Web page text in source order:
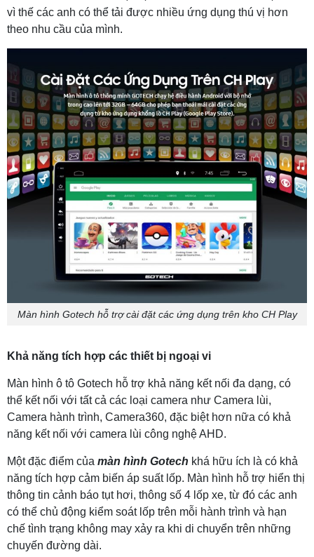
vì thế các anh có thể tải được nhiều ứng dụng thú vị hơn
theo nhu cầu của mình.
Màn hình Gotech hỗ trợ cài đặt các ứng dụng trên kho CH Play
Khả năng tích hợp các thiết bị ngoại vi
Màn hình ô tô Gotech hỗ trợ khả năng kết nối đa dạng, có
thể kết nối với tất cả các loại camera như Camera lùi,
Camera hành trình, Camera360, đặc biệt hơn nữa có khả
năng kết nối với camera lùi công nghệ AHD.
Một đặc điểm của màn hình Gotech khá hữu ích là có khả
năng tích hợp cảm biến áp suất lốp. Màn hình hỗ trợ hiển thị
thông tin cảnh báo tụt hơi, thông số 4 lốp xe, từ đó các anh
có thể chủ động kiểm soát lốp trên mỗi hành trình và hạn
chế tình trạng không may xảy ra khi di chuyển trên những
chuyến đường dài.